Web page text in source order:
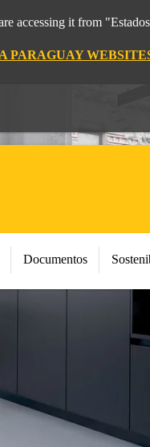
accessing it from
PARAGUAY WEBSITE
Documentos